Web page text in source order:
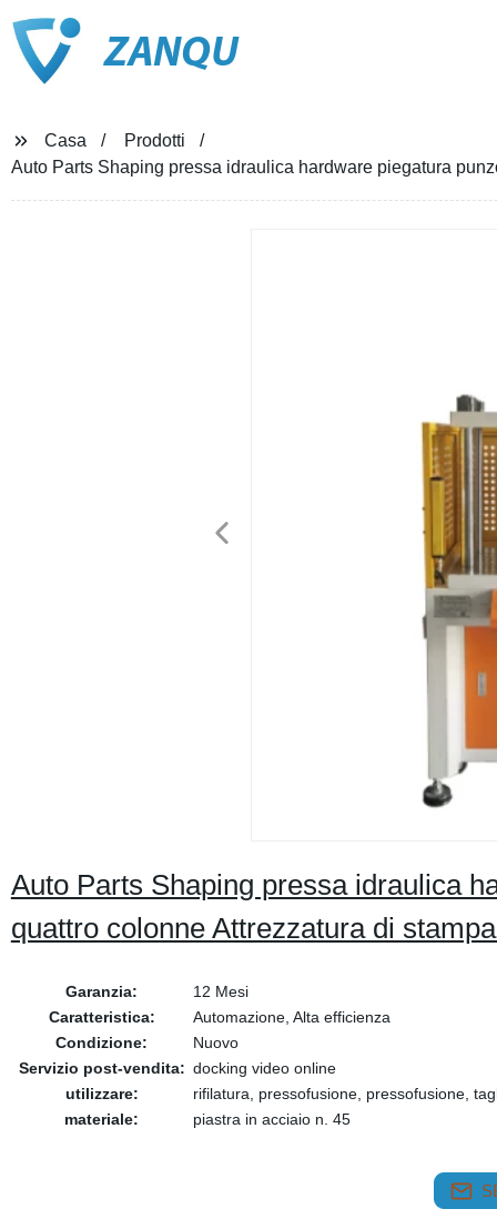
ZANQU
Casa
Prodotti
Auto Parts Shaping pressa idraulica hardware piegatura
Auto Parts Shaping pressa idraulica
quattro colonne Attrezzatura di
Garanzia:
12 Mesi
Caratteristica:
Automazione, Alta efficienza
Condizione:
Nuovo
Servizio post-vendita: docking video online
utilizzare:
rifilatura, pressofusione, pressofusione,
materiale:
piastra in acciaio n. 45